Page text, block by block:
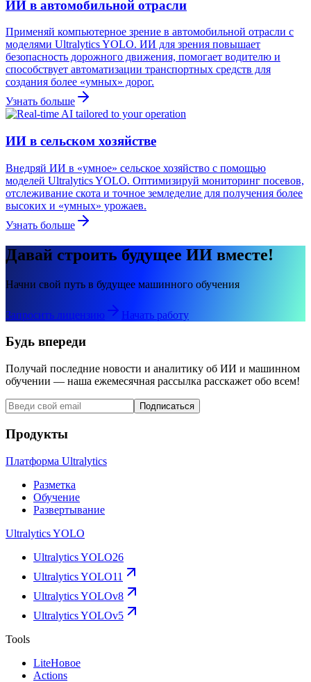
ИИ в автомобильной отрасли
Применяй компьютерное зрение в автомобильной отрасли с
моделями Ultralytics YOLO. ИИ для зрения повышает
безопасность дорожного движения, помогает водителю и
способствует автоматизации транспортных средств для
создания более «умных» дорог.
Узнать больше
ИИ в сельском хозяйстве
Внедряй ИИ в «умное» сельское хозяйство с помощью
моделей Ultralytics YOLO. Оптимизируй мониторинг посевов,
отслеживание скота и точное земледелие для получения более
высоких и «умных» урожаев.
Узнать больше
Давай строить будущее ИИ вместе!
Начни свой путь в будущее машинного обучения
Запросить лицензию Начать работу
Будь впереди
Получай последние новости и аналитику об ИИ и машинном
обучении — наша ежемесячная рассылка расскажет обо всем!
Подписаться
Продукты
Платформа Ultralytics
Разметка
Обучение
Развертывание
Ultralytics YOLO
Ultralytics YOLO26
Ultralytics YOLO11
Ultralytics YOLOv8
Ultralytics YOLOv5
Tools
LiteНовое
Actions